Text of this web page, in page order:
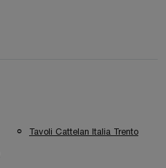
Tavoli Cattelan Italia Trento